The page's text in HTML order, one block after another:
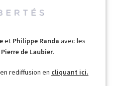
et Philippe Randa avec les
Pierre de Laubier.
rediffusion en cliquant ici.